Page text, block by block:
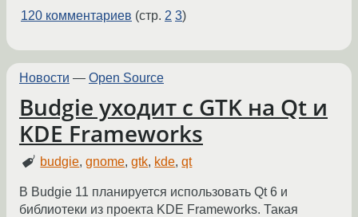
120 комментариев (стр. 2 3)
Новости — Open Source
Budgie уходит с GTK на Qt и
KDE Frameworks
budgie,gnome,gtk, kde,qt
В Budgie 11 планируется использовать Qt 6 и
библиотеки из проекта KDE Frameworks. Такая